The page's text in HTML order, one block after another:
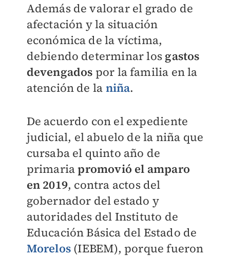
Además de valorar el grado de
afectación y la situación
económica de la víctima,
debiendo determinar los gastos
devengados por la familia en la
atención de la niña.
De acuerdo con el expediente
judicial, el abuelo de la niña que
cursaba el quinto año de
primariapromovió el amparo
en 2019, contra actos del
gobernador del estado y
autoridades del Instituto de
Educación Básica del Estado de
Morelos(IEBEM), porque fueron